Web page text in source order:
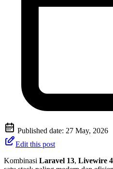
Published date: 27 May, 2026
Edit this post
Kombinasi Laravel 13, Livewire 4